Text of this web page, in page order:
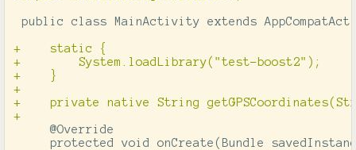
+    static {
+        System.loadLibrary("test-boost2");
+    }
+
+    private native String
     @Override
protected void onCreate(Bundle